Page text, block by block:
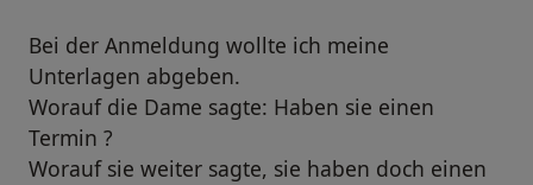
Bei der Anmeldung wollte ich meine
Unterlagen abgeben.
Worauf die Dame sagte: Haben sie einen
Termin ?
Worauf sie weiter sagte, sie haben doch einen